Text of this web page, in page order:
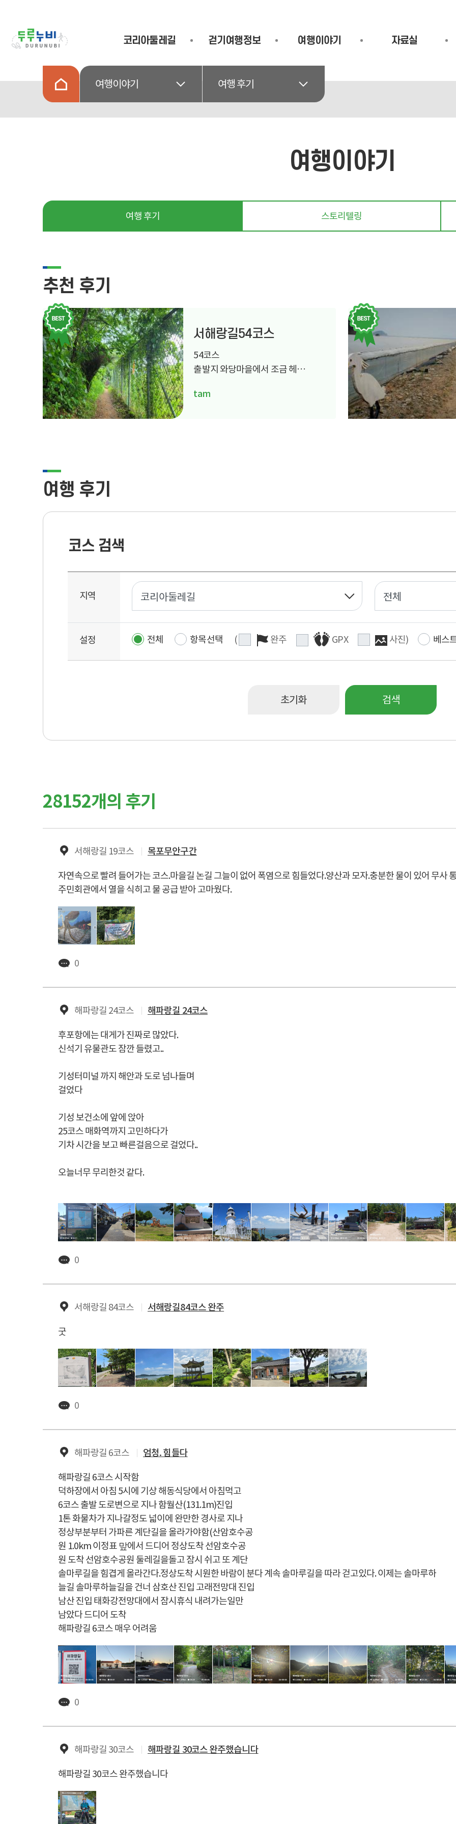
코리아둘레길 걷기여행정보 여행이야기 자료실
여행이야기 여행 후기
여행이야기
여행 후기 스토리텔링
추천 후기
서해랑길54코스
54코스
출발지 와당마을에서 조금 헤메
비가 부슬부슬 내리다 ..조금 쏟
tam
여행 후기
코스 검색
색
지역
설정 전체 항목선택 ( 완주 GPX 사진) 베스
초기화 검색
28152개의 후기
서해랑길 19코스 목포무안구간
자연속으로 빨려 들어가는 코스.마을길 논길 그늘이 없어 폭염으로 힘들었다.양산과 모자.충분한 물이 있어 무사
주민회관에서 열을 식히고 물 공급 받아 고마웠다.
0
해파랑길 24코스 해파랑길 24코스
후포항에는 대게가 진짜로 많았다.
신석기 유물관도 잠깐 들렸고..
기성터미널 까지 해안과 도로 넘나들며
걸었다
기성 보건소에 앞에 앉아
25코스 매화역까지 고민하다가
기차 시간을 보고 빠른걸음으로 걸었다..
오늘너무 무리한것 같다.
0
서해랑길 84코스 서해랑길84코스 완주
굿
0
해파랑길 6코스 엄청. 힘들다
해파랑길 6코스 시작함
덕하장에서 아침 5시에 기상 해동식당에서 아침먹고
6코스 출발 도로변으로 지나 함월산(131.1m)진입
1톤 화물차가 지나갈정도 넓이에 완만한 경사로 지나
정상부분부터 가파른 계단길을 올라가야함(산암호수공
원 1.0km 이정표 맢에서 드디어 정상도착 선암호수공
원 도착 선암호수공원 둘레길을돌고 잠시 쉬고 또 계단
솔마루길을 힘겹게 올라간다.정상도착 시원한 바람이 분다 계속 솔마루길을 따라 걷고있다. 이제는 솔마루하
늘길 솔마루하늘길을 건너 삼호산 진입 고래전망대 진입
남산 진입 태화강전망대에서 잠시휴식 내려가는일만
남았다 드디어 도착
해파랑길 6코스 매우 어려움
0
해파랑길 30코스 해파랑길 30코스 완주했습니다
해파랑길 30코스 완주했습니다